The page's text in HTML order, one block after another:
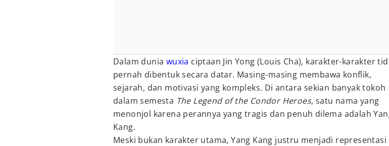
Dalam dunia wuxia ciptaan Jin Yong (Louis Cha), karakter-karakter
pernah dibentuk secara datar. Masing-masing membawa konflik,
sejarah, dan motivasi yang kompleks. Di antara sekian banyak tokoh
dalam semesta The Legend of the Condor Heroes, satu nama yang
menonjol karena perannya yang tragis dan penuh dilema adalah
Kang.
Meski bukan karakter utama, Yang Kang justru menjadi representasi